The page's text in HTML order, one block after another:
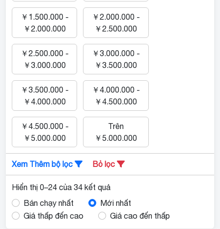
￥1.500.000 -
￥2.000.000
￥2.000.000 -
￥2.500.000
￥2.500.000 -
￥3.000.000
￥3.000.000 -
￥3.500.000
￥3.500.000 -
￥4.000.000
￥4.000.000 -
￥4.500.000
￥4.500.000 -
￥5.000.000
Trên
￥5.000.000
Xem Thêm bộ lọc Bỏ lọc
Hiển thị 0–24 của 34 kết quả
Bán chạy nhất
Mới nhất
Giá thấp đến cao
Giá cao đến thấp